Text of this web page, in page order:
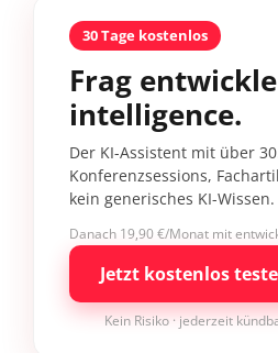
30 Tage kostenlos
Frag
intelligence.
Der KI-Assistent mit über
Konferenzsessions,
kein generisches KI-Wissen.
Danach 19,90 €/Monat mit
Jetzt kostenlos
Kein Risiko · jederzeit